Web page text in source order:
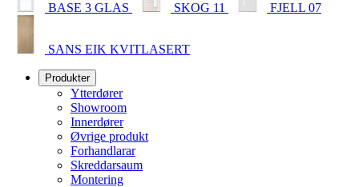
BASE 3 GLAS SKOG 11 FJELL 07
SANS EIK KVITLASERT
Produkter
Ytterdører
Showroom
Innerdører
Øvrige produkt
Forhandlarar
Skreddarsaum
Montering